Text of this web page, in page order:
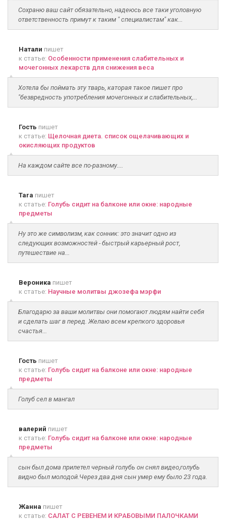
Сохраню ваш сайт обязательно, надеюсь все таки уголовную
ответственность примут к таким " специалистам" как...
Натали пишет
к статье: Особенности применения слабительных и
мочегонных лекарств для снижения веса
Хотела бы поймать эту тварь, каторая такое пишет про
"безвредность употребления мочегонных и слабительных,...
Гость пишет
к статье: Щелочная диета. список ощелачивающих и
окисляющих продуктов
На каждом сайте все по-разному....
Tara пишет
к статье: Голубь сидит на балконе или окне: народные
предметы
Ну это же символизм, как сонник: это значит одно из
следующих возможностей - быстрый карьерный рост,
путешествие на...
Вероника пишет
к статье: Научные молитвы джозефа мэрфи
Благодарю за ваши молитвы они помогают людям найти себя
и сделать шаг в перед. Желаю всем крепкого здоровья
счастья...
Гость пишет
к статье: Голубь сидит на балконе или окне: народные
предметы
Голуб сел в мангал
валерий пишет
к статье: Голубь сидит на балконе или окне: народные
предметы
сын был дома прилетел черный голубь он снял видео,голубь
видно был молодой.Через два дня сын умер ему было 23 года.
Жанна пишет
к статье: САЛАТ С РЕВЕНЕМ И КРАБОВЫМИ ПАЛОЧКАМИ